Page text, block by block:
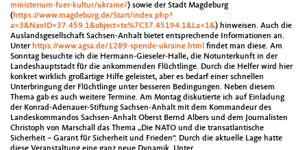
ministerium-fuer-kultur/ukraine/) sowie der Stadt Magdeburg
( https://www.magdeburg.de/Start/index.php?
a=3&NavID=37.459.1&object=tx%7C37.45194.1&La=1&) hinweisen. Auch die
Auslandsgesellschaft Sachsen-Anhalt bietet entsprechende Informationen an.
Unter https://www.agsa.de/1289-spende-ukraine.html findet man diese. Am
Sonntag besuchte ich die Hermann-Gieseler-Halle, die Notunterkunft in der
Landeshauptstadt für die ankommenden Flüchtlinge. Durch die Helfer wird hier
konkret wirklich großartige Hilfe geleistet, aber es bedarf einer schnellen
Unterbringung der Flüchtlinge unter besseren Bedingungen. Neben diesem
Thema gab es auch weitere Termine. Am Montag diskutierte ich auf Einladung
der Konrad-Adenauer-Stiftung Sachsen-Anhalt mit dem Kommandeur des
Landeskommandos Sachsen-Anhalt Oberst Bernd Albers und dem Journalisten
Christoph von Marschall das Thema „Die NATO und die transatlantische
Sicherheit – Garant für Sicherheit und Frieden“. Durch die aktuelle Lage hatte